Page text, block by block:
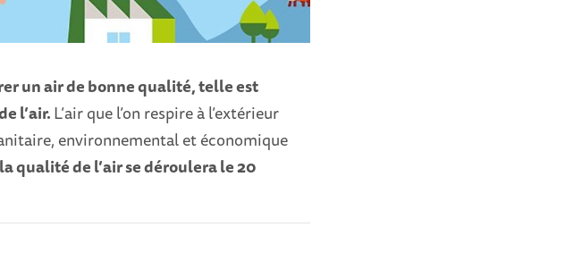
un air de bonne qualité, telle est
l’air.L’air que l’on respire à l’extérieur
environnemental et économique
qualité de l’air se déroulera le 20